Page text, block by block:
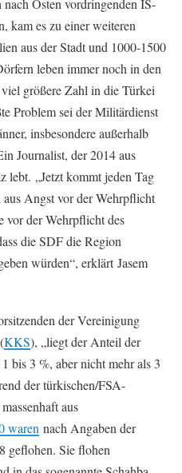
Osten vordringenden IS-
kam es zu einer weiteren
aus der Stadt und 1000-1500
leben immer noch in den
größere Zahl in die Türkei
Problem sei der Militärdienst
insbesondere außerhalb
Journalist, der 2014 aus
lebt. „Jetzt kommt jeden Tag
Angst vor der Wehrpflicht
vor der Wehrpflicht des
die SDF die Region
würden“, erklärt Jasem
der Vereinigung
(KKS), „liegt der Anteil der
bis 3 %, aber nicht mehr als 3
der türkischen/FSA-
aus
waren nach Angaben der
geflohen. Sie flohen